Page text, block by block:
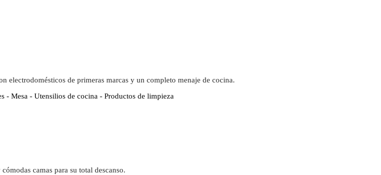
electrodomésticos de primeras marcas y un completo menaje de cocina.
- Mesa - Utensilios de cocina - Productos de limpieza
camas para su total descanso.